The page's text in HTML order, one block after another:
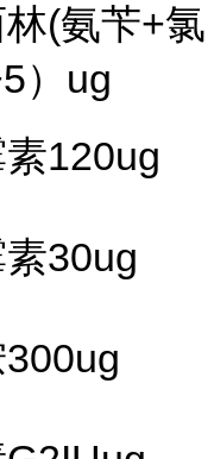
(氨苄+氯
）ug
120ug
30ug